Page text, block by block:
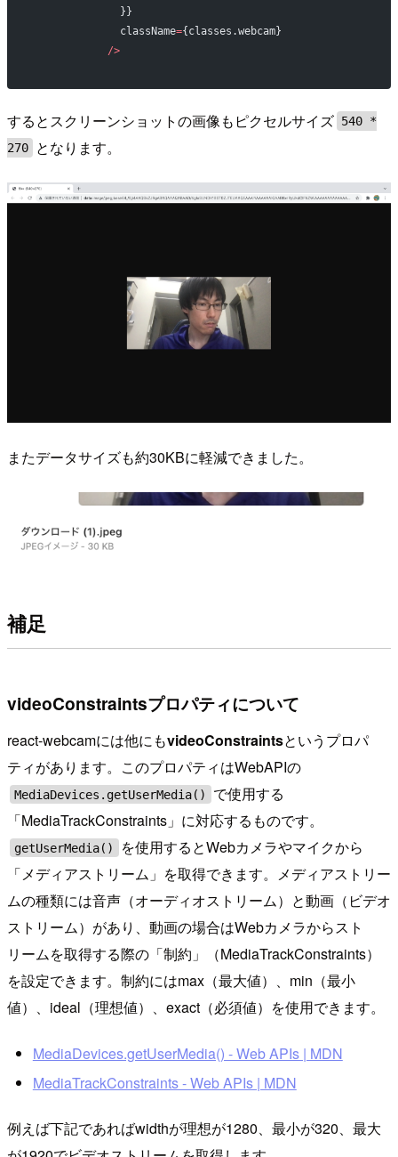
              }}
              className
={classes.webcam}
            />
するとスクリーンショットの画像もピクセルサイズ 540 *
270
となります。
またデータサイズも約30KBに軽減できました。
補足
videoConstraintsプロパティについて
react-webcamには他にもvideoConstraintsというプロパ
ティがあります。このプロパティはWebAPIの
MediaDevices.getUserMedia()
で使用する
「MediaTrackConstraints」に対応するものです。
getUserMedia()
を使用するとWebカメラやマイクから
「メディアストリーム」を取得できます。メディアストリー
ムの種類には音声（オーディオストリーム）と動画（ビデオ
ストリーム）があり、動画の場合はWebカメラからスト
リームを取得する際の「制約」（MediaTrackConstraints）
を設定できます。制約にはmax（最大値）、min（最小
値）、ideal（理想値）、exact（必須値）を使用できます。
MediaDevices.getUserMedia() - Web APIs | MDN
MediaTrackConstraints - Web APIs | MDN
例えば下記であればwidthが理想が1280、最小が320、最大